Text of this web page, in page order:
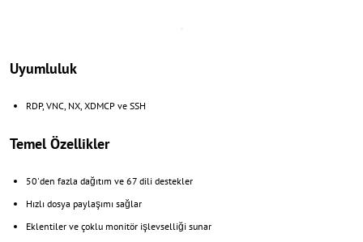
Uyumluluk
RDP, VNC, NX, XDMCP ve SSH
Temel Özellikler
50'den fazla dağıtım ve 67 dili destekler
Hızlı dosya paylaşımı sağlar
Eklentiler ve çoklu monitör işlevselliği sunar